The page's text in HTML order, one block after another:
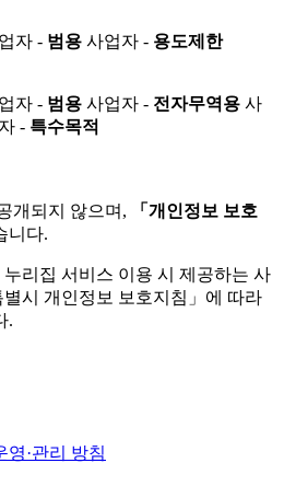
자 - 범용 사업자 - 용도제한
자 - 범용 사업자 - 전자무역용 사
- 특수목적
개되지 않으며,
「개인정보 보호
니다.
리집 서비스 이용 시 제공하는 사
시 개인정보 보호지침」에 따라
.
영·관리 방침